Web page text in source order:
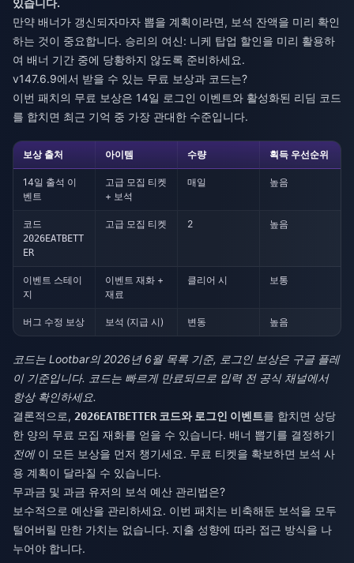
있습니다.
만약 배너가 갱신되자마자 뽑을 계획이라면, 보석 잔액을 미리 확인
하는 것이 중요합니다. 승리의 여신: 니케 탑업 할인을 미리 활용하
여 배너 기간 중에 당황하지 않도록 준비하세요.
v147.6.9에서 받을 수 있는 무료 보상과 코드는?
이번 패치의 무료 보상은 14일 로그인 이벤트와 활성화된 리딤 코드
를 합치면 최근 기억 중 가장 관대한 수준입니다.
보상 출처 아이템 수량 획득 우선순위
14일 출석 이
벤트
고급 모집 티켓
+ 보석
매일 높음
코드
2026EATBETT
ER
고급 모집 티켓 2 높음
이벤트 스테이
지
이벤트 재화 +
재료
클리어 시 보통
버그 수정 보상 보석 (지급 시) 변동 높음
코드는 Lootbar의 2026년 6월 목록 기준, 로그인 보상은 구글 플레
이 기준입니다. 코드는 빠르게 만료되므로 입력 전 공식 채널에서
항상 확인하세요.
결론적으로, 2026EATBETTER 코드와 로그인 이벤트를 합치면 상당
한 양의 무료 모집 재화를 얻을 수 있습니다. 배너 뽑기를 결정하기
전에이 모든 보상을 먼저 챙기세요. 무료 티켓을 확보하면 보석 사
용 계획이 달라질 수 있습니다.
무과금 및 과금 유저의 보석 예산 관리법은?
보수적으로 예산을 관리하세요. 이번 패치는 비축해둔 보석을 모두
털어버릴 만한 가치는 없습니다. 지출 성향에 따라 접근 방식을 나
누어야 합니다.